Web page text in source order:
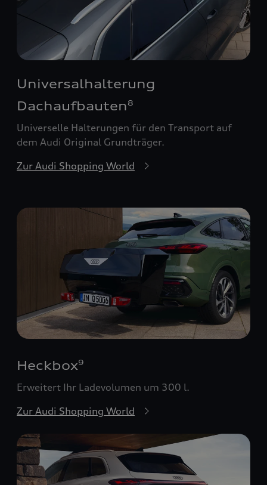
Universalhalterung
Dachaufbauten8
Universelle Halterungen für den Transport auf
dem Audi Original Grundträger.
Zur Audi Shopping World
Heckbox9
Erweitert Ihr Ladevolumen um 300 l.
Zur Audi Shopping World